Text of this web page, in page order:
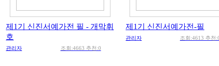
제1기 신진서예가전 필 - 개막휘
호
관리자 조회:4663 추천:0
제1기 신진서예가전-필
관리자 조회:4613 추천